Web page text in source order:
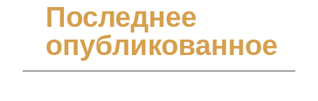
Последнее
опубликованное